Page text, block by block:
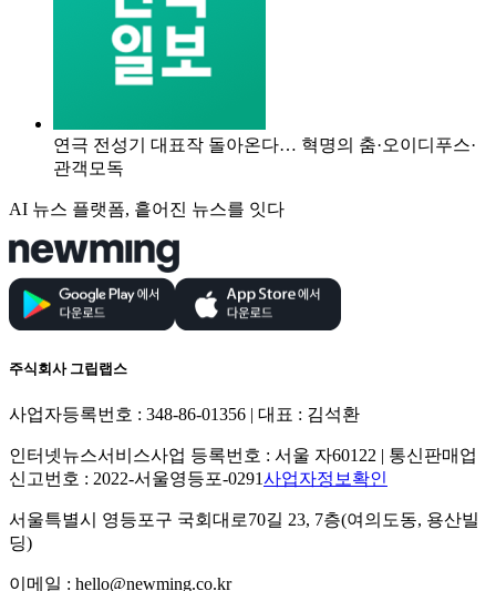
연극 전성기 대표작 돌아온다… 혁명의 춤·오이디푸스·
관객모독
AI 뉴스 플랫폼, 흩어진 뉴스를 잇다
주식회사 그립랩스
사업자등록번호 : 348-86-01356 | 대표 : 김석환
인터넷뉴스서비스사업 등록번호 : 서울 자60122 | 통신판매업
신고번호 : 2022-서울영등포-0291사업자정보확인
서울특별시 영등포구 국회대로70길 23, 7층(여의도동, 용산빌
딩)
이메일 : hello@newming.co.kr